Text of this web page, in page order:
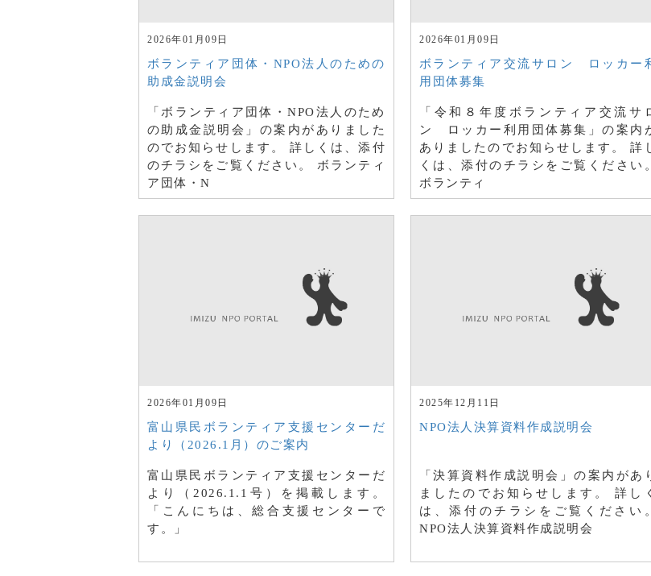
2026年01月09日
ボランティア団体・NPO法人のための
助成金説明会
「ボランティア団体・NPO法人のため
の助成金説明会」の案内がありました
のでお知らせします。 詳しくは、添付
のチラシをご覧ください。 ボランティ
ア団体・N
2026年01月09日
ボランティア交流サロン ロッカー
用団体募集
「令和８年度ボランティア交流サ
ン ロッカー利用団体募集」の案内
ありましたのでお知らせします。 詳
くは、添付のチラシをご覧ください。
ボランティ
2026年01月09日
富山県民ボランティア支援センターだ
より（2026.1月）のご案内
富山県民ボランティア支援センターだ
より（2026.1.1号）を掲載します。
「こんにちは、総合支援センターで
す。」
2025年12月11日
NPO法人決算資料作成説明会
「決算資料作成説明会」の案内があ
ましたのでお知らせします。 詳し
は、添付のチラシをご覧ください。
NPO法人決算資料作成説明会